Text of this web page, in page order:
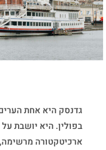
גדנסק היא אחת
בפולין. היא יושבת
ארכיטקטורה